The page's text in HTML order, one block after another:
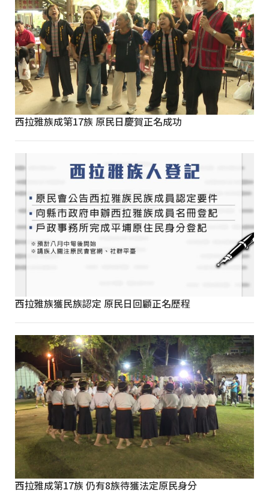
西拉雅族成第17族 原民日慶賀正名成功
西拉雅族獲民族認定 原民日回顧正名歷程
西拉雅成第17族 仍有8族待獲法定原民身分